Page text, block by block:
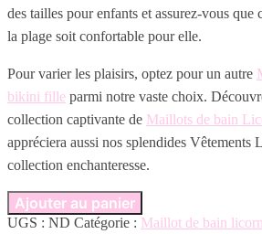
des tailles pour enfants et assurez-vous que
la plage soit confortable pour elle.
Pour varier les plaisirs, optez pour un autre
bikini fille parmi notre vaste choix.
collection captivante de Maillots de bain
appréciera aussi nos splendides Vêtements
collection enchanteresse.
Ajouter au panier
UGS : ND Catégorie : Maillot de bain